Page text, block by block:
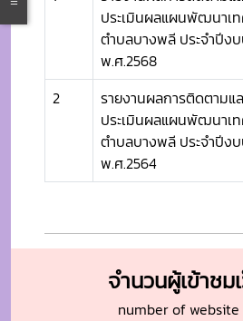
ประเมินผลแผนพัฒนาเ
ตำบลบางพลี ประจำปีง
พ.ศ.2568
2
รายงานผลการติดตามแ
ประเมินผลแผนพัฒนาเ
ตำบลบางพลี ประจำปีง
พ.ศ.2564
จำนวนผู้เข้าชม
number of